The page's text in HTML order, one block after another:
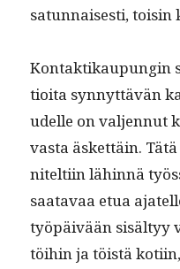
sat­un­nais­es­ti, toisin
Kon­tak­tikaupun­gin
tioi­ta syn­nyt­tävän
udelle on val­jen­nut
vas­ta äsket­täin.
nitelti­in lähin­nä
saatavaa etua
työpäivään sisäl­tyy
töi­hin ja töistä